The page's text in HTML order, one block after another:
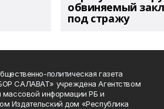
обвиняемый
под стражу
политическая газета
САЛАВАТ» учреждена Агентством
массовой информации РБ и
Издательский дом «Республика